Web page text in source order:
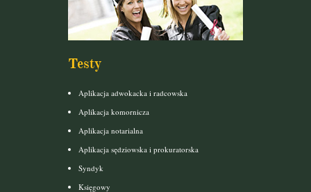
Testy
Aplikacja adwokacka i radcowska
Aplikacja komornicza
Aplikacja notarialna
Aplikacja sędziowska i prokuratorska
Syndyk
Księgowy